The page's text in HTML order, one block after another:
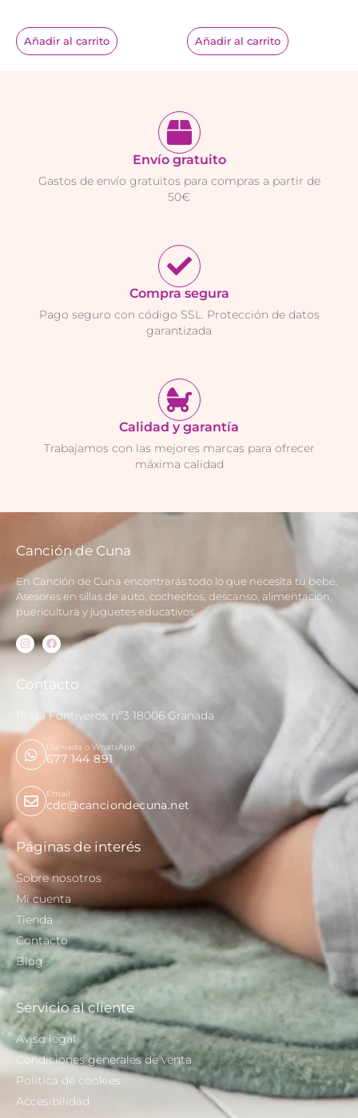
Añadir al carrito Añadir al carrito
Envío gratuito
Gastos de envío gratuitos para compras a partir de
50€
Compra segura
Pago seguro con código SSL. Protección de datos
garantizada
Calidad y garantía
Trabajamos con las mejores marcas para ofrecer
máxima calidad
Canción de Cuna
En Canción de Cuna encontrarás todo lo que necesita tu bebé.
Asesores en sillas de auto, cochecitos, descanso, alimentación,
puericultura y juguetes educativos
Contacto
Plaza Fontiveros nº3 18006 Granada
Llamada o WhatsApp
677 144 891
Email
cdc@canciondecuna.net
Páginas de interés
Sobre nosotros
Mi cuenta
Tienda
Contacto
Blog
Servicio al cliente
Aviso legal
Condiciones generales de venta
Política de cookies
Accesibilidad